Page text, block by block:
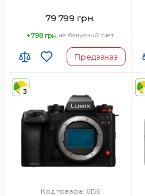
79 799 грн.
+798 грн. на бонусный счет
Предзаказ
3
Код товара: 6156